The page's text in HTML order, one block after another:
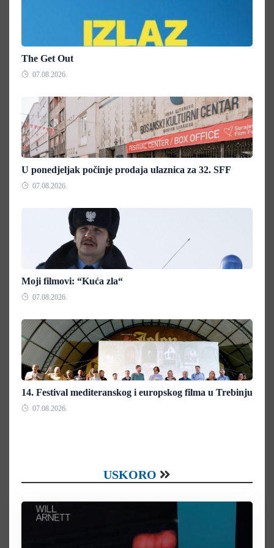
The Get Out
07.08.2026.
U ponedjeljak počinje prodaja ulaznica za 32. SFF
07.08.2026.
Moji filmovi: “Kuća zla“
07.08.2026.
14. Festival mediteranskog i europskog filma u Trebinju
07.08.2026.
USKORO